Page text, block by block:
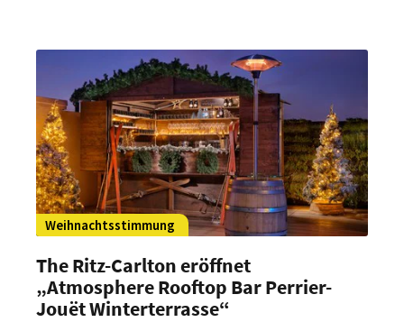
Restaurantprojekts im The Ritz-Carlton,
Wolfsburg.
Weihnachtsstimmung
The Ritz-Carlton eröffnet
„Atmosphere Rooftop Bar Perrier-
Jouët Winterterrasse“